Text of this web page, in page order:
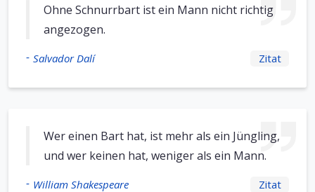
Ohne Schnurrbart ist ein Mann nicht richtig
angezogen.
- Salvador Dalí Zitat
Wer einen Bart hat, ist mehr als ein Jüngling,
und wer keinen hat, weniger als ein Mann.
- William Shakespeare Zitat